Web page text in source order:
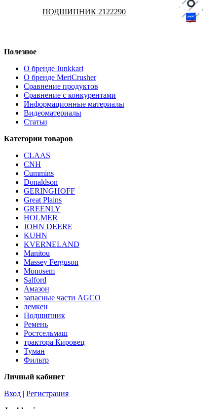
ПОДШИПНИК 2122290
Полезное
О бренде Junkkari
О бренде MeriCrusher
Сравнение продуктов
Сравнение с конкурентами
Информационные материалы
Видеоматериалы
Статьи
Категории товаров
CLAAS
CNH
Cummins
Donaldson
GERINGHOFF
Great Plains
GREENLY
HOLMER
JOHN DEERE
KUHN
KVERNELAND
Manitou
Massey Ferguson
Monosem
Salford
Амазон
запасные части AGCO
лемкен
Подшипник
Ремень
Ростсельмаш
трактора Кировец
Туман
Фильтр
Личный кабинет
Вход | Регистрация